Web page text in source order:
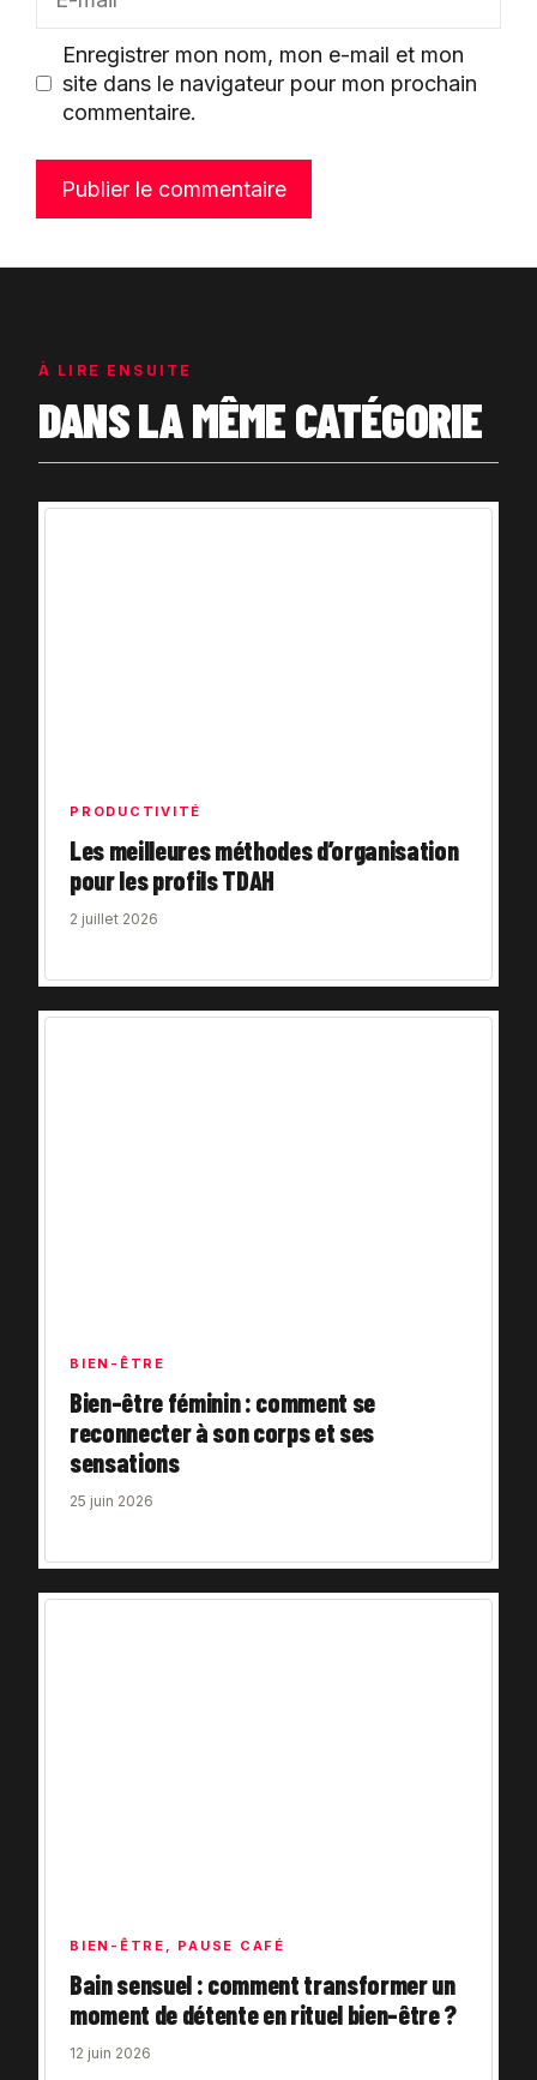
mail
Enregistrer mon nom, mon e-mail et mon
site dans le navigateur pour mon prochain
commentaire.
À LIRE ENSUITE
DANS LA MÊME CATÉGORIE
PRODUCTIVITÉ
Les meilleures méthodes d’organisation
pour les profils TDAH
2 juillet 2026
BIEN-ÊTRE
Bien-être féminin : comment se
reconnecter à son corps et ses
sensations
25 juin 2026
BIEN-ÊTRE , PAUSE CAFÉ
Bain sensuel : comment transformer un
moment de détente en rituel bien-être ?
12 juin 2026